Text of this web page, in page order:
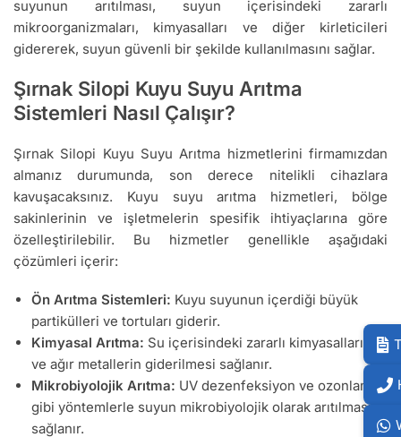
suyunun arıtılması, suyun içerisindeki zararlı
mikroorganizmaları, kimyasalları ve diğer kirleticileri
gidererek, suyun güvenli bir şekilde kullanılmasını sağlar.
Şırnak Silopi Kuyu Suyu Arıtma
Sistemleri Nasıl Çalışır?
Şırnak Silopi Kuyu Suyu Arıtma hizmetlerini firmamızdan
almanız durumunda, son derece nitelikli cihazlara
kavuşacaksınız. Kuyu suyu arıtma hizmetleri, bölge
sakinlerinin ve işletmelerin spesifik ihtiyaçlarına göre
özelleştirilebilir. Bu hizmetler genellikle aşağıdaki
çözümleri içerir:
Ön Arıtma Sistemleri: Kuyu suyunun içerdiği büyük
partikülleri ve tortuları giderir.
Kimyasal Arıtma: Su içerisindeki zararlı kimyasalların
ve ağır metallerin giderilmesi sağlanır.
Mikrobiyolojik Arıtma: UV dezenfeksiyon ve ozonlama
gibi yöntemlerle suyun mikrobiyolojik olarak arıtılması
sağlanır.